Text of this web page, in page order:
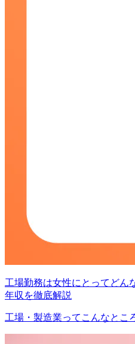
工場勤務は女性にとってどん
年収を徹底解説
工場・製造業ってこんなとこ